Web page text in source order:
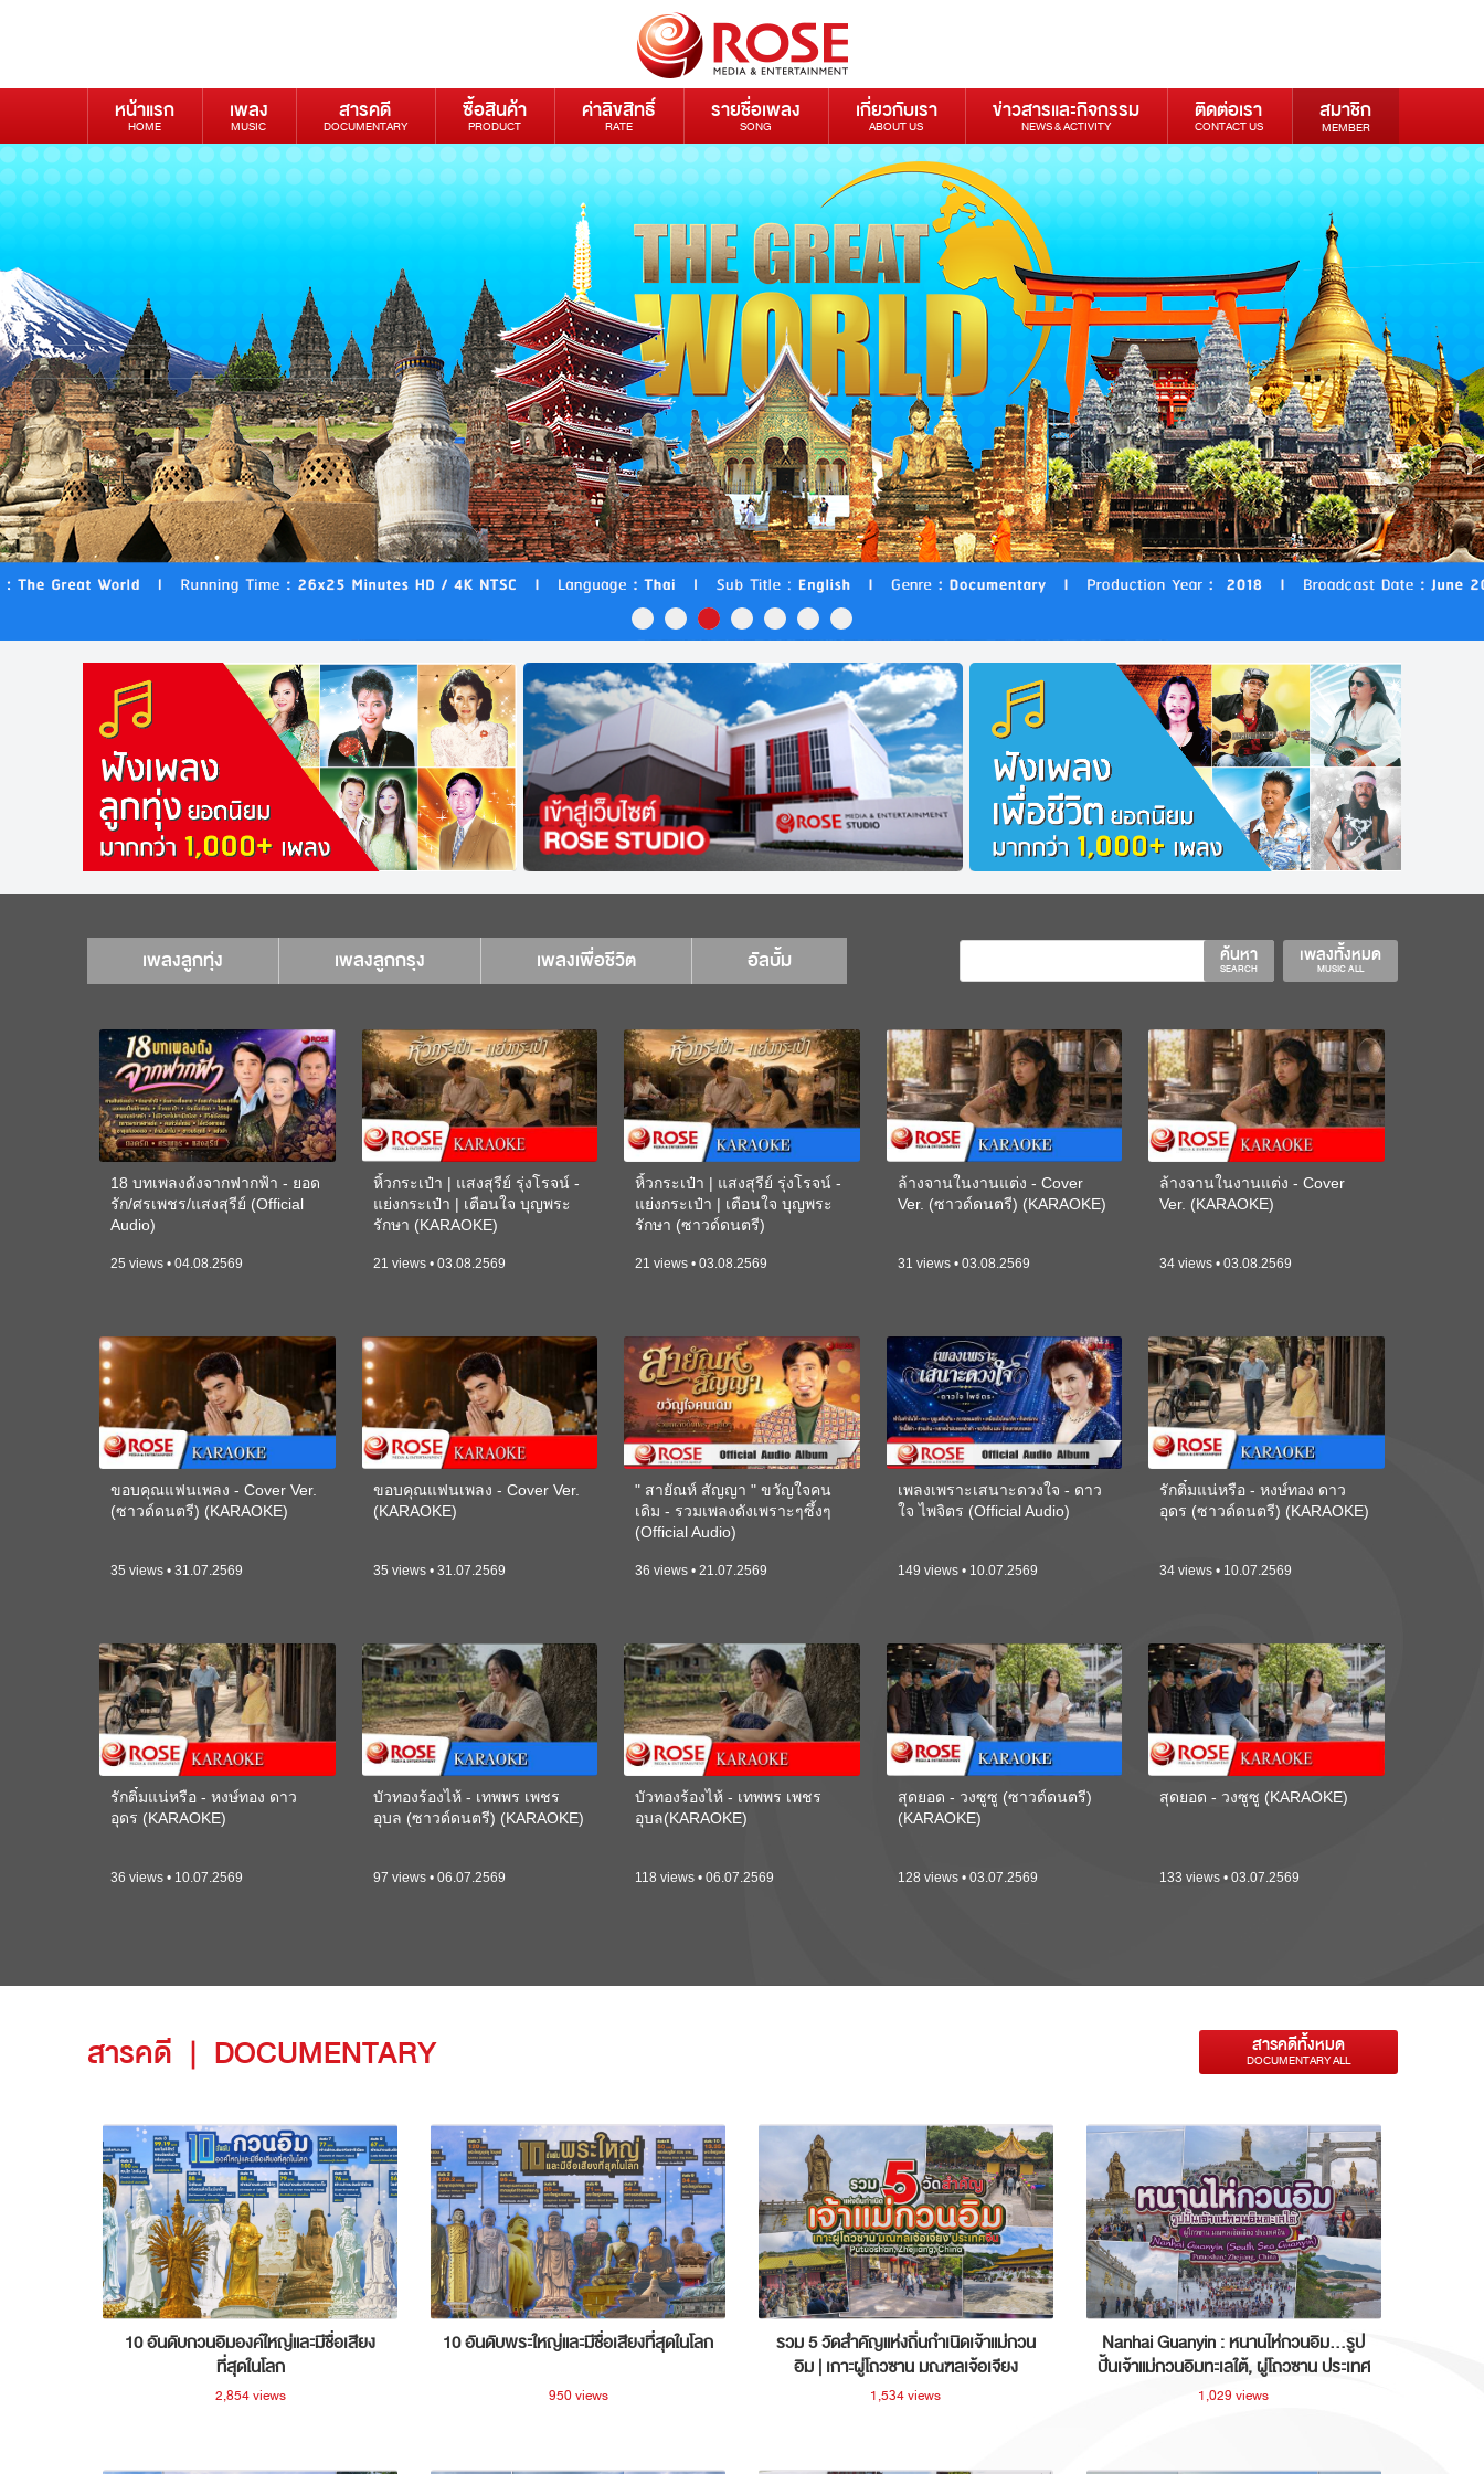
หน้าแรก
HOME
เพลง
MUSIC
สารคดี
DOCUMENTARY
ซื้อสินค้า
PRODUCT
ค่าลิขสิทธิ์
RATE
รายชื่อเพลง
SONG
เกี่ยวกับเรา
ABOUT US
ข่าวสารและกิจกรรม
NEWS & ACTIVITY
ติดต่อเรา
CONTACT US
สมาชิก
MEMBER
เพลงลูกทุ่ง เพลงลูกกรุง เพลงเพื่อชีวิต อัลบั้ม เพลงทั้งหมด
MUSIC ALL
ค้นหา
SEARCH
18 บทเพลงดังจากฟากฟ้า - ยอด
รัก/ศรเพชร/แสงสุรีย์ (Official
Audio)
25 views • 04.08.2569
หิ้วกระเป๋า | แสงสุรีย์ รุ่งโรจน์ -
แย่งกระเป๋า | เตือนใจ บุญพระ
รักษา (KARAOKE)
21 views • 03.08.2569
หิ้วกระเป๋า | แสงสุรีย์ รุ่งโรจน์ -
แย่งกระเป๋า | เตือนใจ บุญพระ
รักษา (ซาวด์ดนตรี)
21 views • 03.08.2569
ล้างจานในงานแต่ง - Cover
Ver. (ซาวด์ดนตรี) (KARAOKE)
31 views • 03.08.2569
ล้างจานในงานแต่ง - Cover
Ver. (KARAOKE)
34 views • 03.08.2569
ขอบคุณแฟนเพลง - Cover Ver.
(ซาวด์ดนตรี) (KARAOKE)
35 views • 31.07.2569
ขอบคุณแฟนเพลง - Cover Ver.
(KARAOKE)
35 views • 31.07.2569
" สายัณห์ สัญญา " ขวัญใจคน
เดิม - รวมเพลงดังเพราะๆซึ้งๆ
(Official Audio)
36 views • 21.07.2569
เพลงเพราะเสนาะดวงใจ - ดาว
ใจ ไพจิตร (Official Audio)
149 views • 10.07.2569
รักติ๋มแน่หรือ - หงษ์ทอง ดาว
อุดร (ซาวด์ดนตรี) (KARAOKE)
34 views • 10.07.2569
รักติ๋มแน่หรือ - หงษ์ทอง ดาว
อุดร (KARAOKE)
36 views • 10.07.2569
บัวทองร้องไห้ - เทพพร เพชร
อุบล (ซาวด์ดนตรี) (KARAOKE)
97 views • 06.07.2569
บัวทองร้องไห้ - เทพพร เพชร
อุบล(KARAOKE)
118 views • 06.07.2569
สุดยอด - วงซูซู (ซาวด์ดนตรี)
(KARAOKE)
128 views • 03.07.2569
สุดยอด - วงซูซู (KARAOKE)
133 views • 03.07.2569
สารคดี | DOCUMENTARY สารคดีทั้งหมด
DOCUMENTARY ALL
10 อันดับกวนอิมองค์ใหญ่และมีชื่อเสียง
ที่สุดในโลก
2,854 views
10 อันดับพระใหญ่และมีชื่อเสียงที่สุดในโลก
950 views
รวม 5 วัดสำคัญแห่งถิ่นกำเนิดเจ้าแม่กวน
อิม | เกาะผู่โถวซาน มณฑลเจ้อเจียง
ประเทศจีน
1,534 views
Nanhai Guanyin : หนานไห่กวนอิม...รูป
ปั้นเจ้าแม่กวนอิมทะเลใต้, ผู่โถวซาน ประเทศ
จีน
1,029 views